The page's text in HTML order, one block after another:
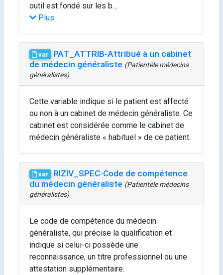
outil est fondé sur les b…
Plus
var
PAT_ATTRIB-Attribué à un cabinet
de médecin généraliste (Patientèle médecins
généralistes)
Cette variable indique si le patient est affecté
ou non à un cabinet de médecin généraliste. Ce
cabinet est considérée comme le cabinet de
médecin généraliste « habituel » de ce patient.
var
RIZIV_SPEC-Code de compétence
du médecin généraliste (Patientèle médecins
généralistes)
Le code de compétence du médecin
généraliste, qui précise la qualification et
indique si celui-ci possède une
reconnaissance, un titre professionnel ou une
attestation supplémentaire.